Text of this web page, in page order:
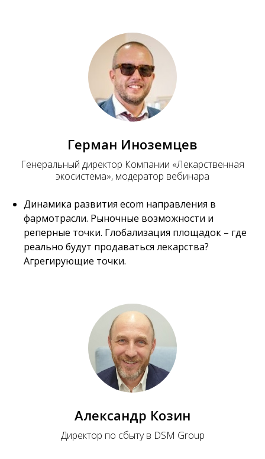
Герман Иноземцев
Генеральный директор Компании «Лекарственная
экосистема», модератор вебинара
Динамика развития ecom направления в
фармотрасли. Рыночные возможности и
реперные точки. Глобализация площадок – где
реально будут продаваться лекарства?
Агрегирующие точки.
Александр Козин
Директор по сбыту в DSM Group